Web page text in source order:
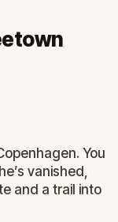
You
vanished,
and a trail into